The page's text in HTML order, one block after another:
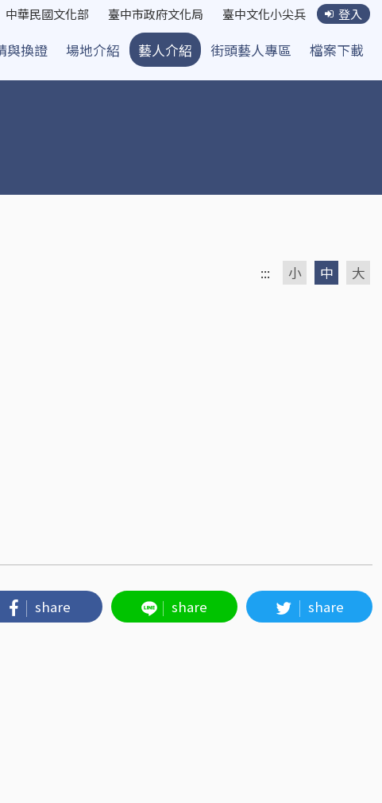
中華民國文化部 臺中市政府文化局 臺中文化小尖兵 登入
與換證 場地介紹 藝人介紹 街頭藝人專區
檔案下載
::: 小 中 大
share share share